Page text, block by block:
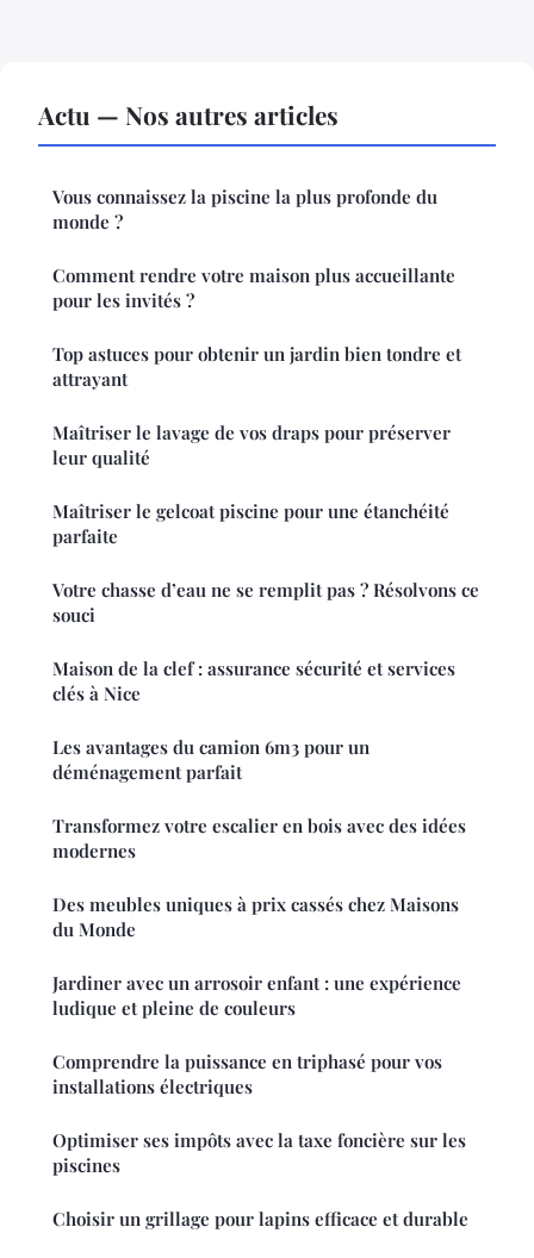
Actu — Nos autres articles
Vous connaissez la piscine la plus profonde du
monde ?
Comment rendre votre maison plus accueillante
pour les invités ?
Top astuces pour obtenir un jardin bien tondre et
attrayant
Maîtriser le lavage de vos draps pour préserver
leur qualité
Maîtriser le gelcoat piscine pour une étanchéité
parfaite
Votre chasse d’eau ne se remplit pas ? Résolvons ce
souci
Maison de la clef : assurance sécurité et services
clés à Nice
Les avantages du camion 6m3 pour un
déménagement parfait
Transformez votre escalier en bois avec des idées
modernes
Des meubles uniques à prix cassés chez Maisons
du Monde
Jardiner avec un arrosoir enfant : une expérience
ludique et pleine de couleurs
Comprendre la puissance en triphasé pour vos
installations électriques
Optimiser ses impôts avec la taxe foncière sur les
piscines
Choisir un grillage pour lapins efficace et durable